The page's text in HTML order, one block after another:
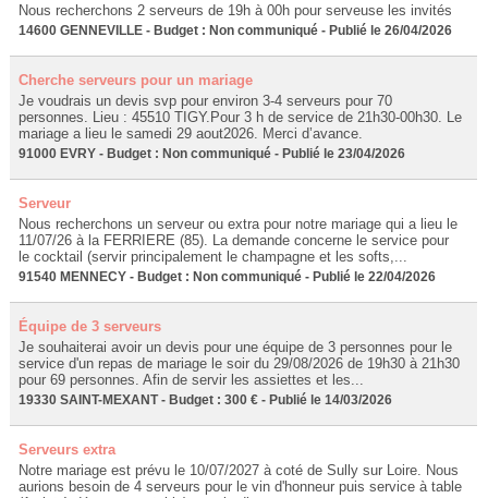
Nous recherchons 2 serveurs de 19h à 00h pour serveuse les invités
14600 GENNEVILLE - Budget : Non communiqué - Publié le 26/04/2026
Cherche serveurs pour un mariage
Je voudrais un devis svp pour environ 3-4 serveurs pour 70
personnes. Lieu : 45510 TIGY.Pour 3 h de service de 21h30-00h30. Le
mariage a lieu le samedi 29 aout2026. Merci d’avance.
91000 EVRY - Budget : Non communiqué - Publié le 23/04/2026
Serveur
Nous recherchons un serveur ou extra pour notre mariage qui a lieu le
11/07/26 à la FERRIERE (85). La demande concerne le service pour
le cocktail (servir principalement le champagne et les softs,...
91540 MENNECY - Budget : Non communiqué - Publié le 22/04/2026
Équipe de 3 serveurs
Je souhaiterai avoir un devis pour une équipe de 3 personnes pour le
service d'un repas de mariage le soir du 29/08/2026 de 19h30 à 21h30
pour 69 personnes. Afin de servir les assiettes et les...
19330 SAINT-MEXANT - Budget : 300 € - Publié le 14/03/2026
Serveurs extra
Notre mariage est prévu le 10/07/2027 à coté de Sully sur Loire. Nous
aurions besoin de 4 serveurs pour le vin d'honneur puis service à table